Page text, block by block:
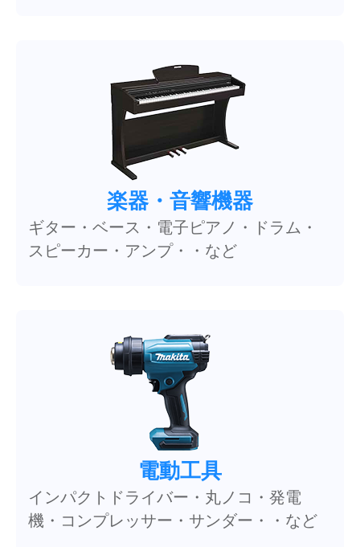
楽器・音響機器
ギター・ベース・電子ピアノ・ドラム・
スピーカー・アンプ・・など
電動工具
インパクトドライバー・丸ノコ・発電
機・コンプレッサー・サンダー・・など